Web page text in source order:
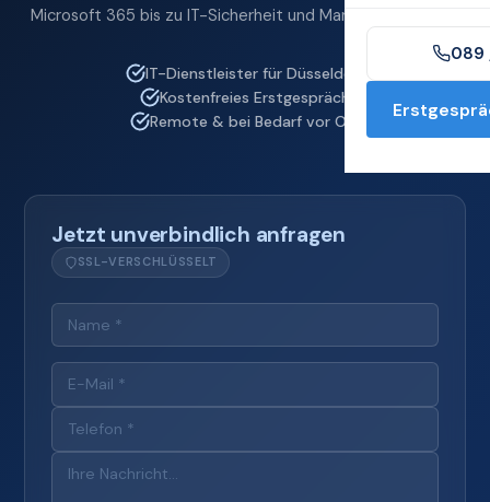
089
Microsoft 365 bis zu IT-Sicherheit und Managed Services.
IT-Dienstleister für Düsseldorf
Kostenfreies Erstgespräch
Remote & bei Bedarf vor Ort
Jetzt unverbindlich anfragen
SSL-VERSCHLÜSSELT